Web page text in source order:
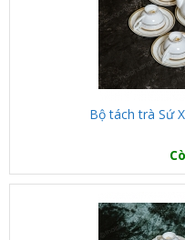
Bộ tách trà Sứ